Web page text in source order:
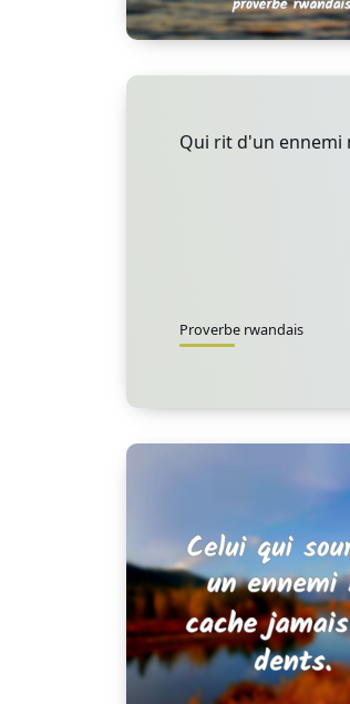
Qui rit d'un ennemi
Proverbe rwandais